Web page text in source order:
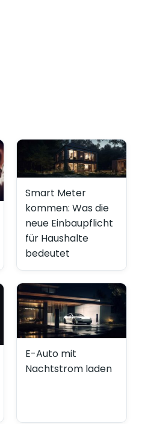
Smart Meter
kommen: Was die
neue Einbaupflicht
für Haushalte
bedeutet
E-Auto mit
Nachtstrom laden